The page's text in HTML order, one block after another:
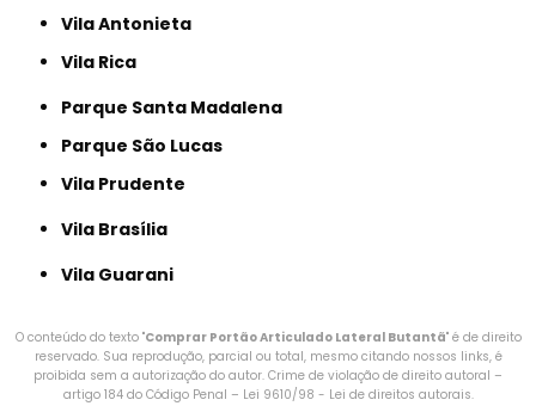
Vila Antonieta
Vila Rica
Parque Santa Madalena
Parque São Lucas
Vila Prudente
Vila Brasília
Vila Guarani
O conteúdo do texto "Comprar Portão Articulado Lateral Butantã" é de direito
reservado. Sua reprodução, parcial ou total, mesmo citando nossos links, é
proibida sem a autorização do autor. Crime de violação de direito autoral –
artigo 184 do Código Penal – Lei 9610/98 - Lei de direitos autorais.